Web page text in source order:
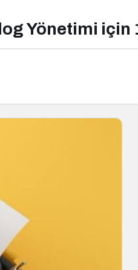
Yönetimi için